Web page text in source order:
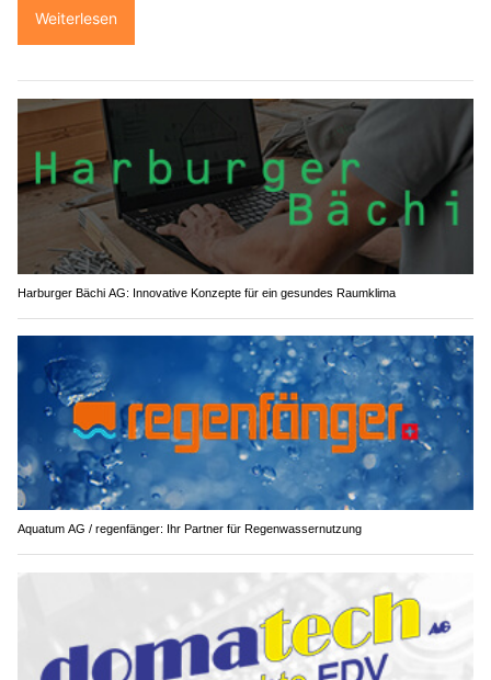
Weiterlesen
Harburger Bächi AG: Innovative Konzepte für ein gesundes Raumklima
Aquatum AG / regenfänger: Ihr Partner für Regenwassernutzung